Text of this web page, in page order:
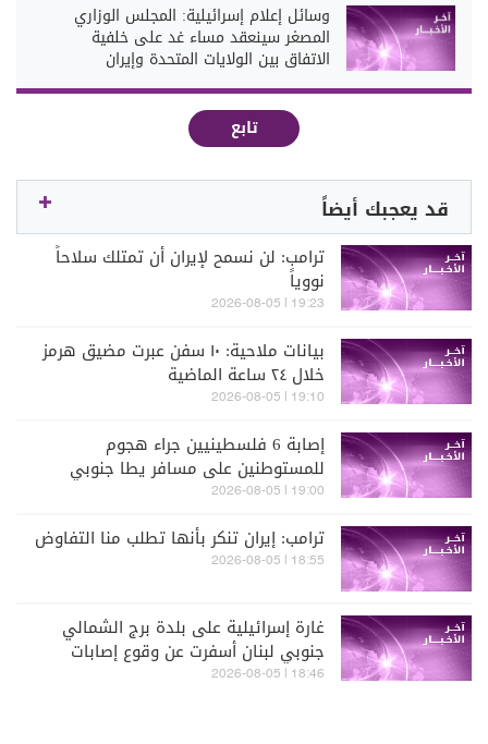
وسائل إعلام إسرائيلية: المجلس الوزاري
المصغر سينعقد مساء غد على خلفية
الاتفاق بين الولايات المتحدة وإيران
تابع
قد يعجبك أيضاً
ترامب: لن نسمح لإيران أن تمتلك سلاحاً
نووياً
19:23 | 2026-08-05
بيانات ملاحية: ١٠ سفن عبرت مضيق هرمز
خلال ٢٤ ساعة الماضية
19:10 | 2026-08-05
إصابة 6 فلسطينيين جراء هجوم
للمستوطنين على مسافر يطا جنوبي
الخليل
19:00 | 2026-08-05
ترامب: إيران تنكر بأنها تطلب منا التفاوض
18:55 | 2026-08-05
غارة إسرائيلية على بلدة برج الشمالي
جنوبي لبنان أسفرت عن وقوع إصابات
18:46 | 2026-08-05